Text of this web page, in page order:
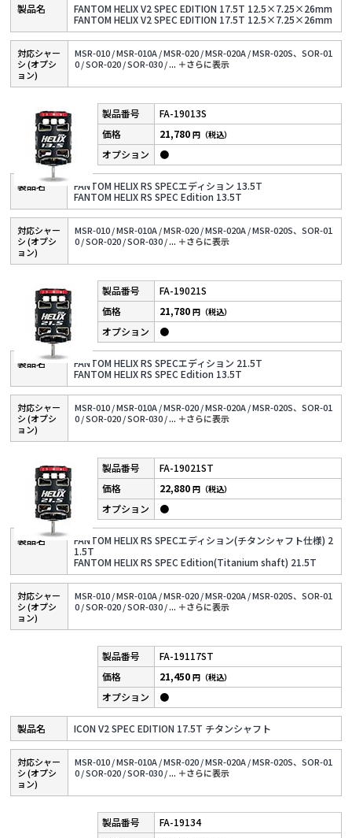
FANTOM HELIX V2 SPEC EDITION 17.5T 12.5×7.25×26mm
FANTOM HELIX V2 SPEC EDITION 17.5T 12.5×7.25×26mm
対応シャー
シ (オプシ
ョン)
MSR-010 /MSR-010A /MSR-020 /MSR-020A /MSR-020S、SOR-01
0 /SOR-020 /SOR-030 /... ＋さらに表⽰
FA-19013S
FANTOM HELIX RS SPECエディション 13.5T
FANTOM HELIX RS SPEC Edition 13.5T
21,780円（税込）
●
対応シャー
シ (オプシ
ョン)
MSR-010 /MSR-010A /MSR-020 /MSR-020A /MSR-020S、SOR-01
0 /SOR-020 /SOR-030 /... ＋さらに表⽰
FA-19021S
FANTOM HELIX RS SPECエディション 21.5T
FANTOM HELIX RS SPEC Edition 13.5T
21,780円（税込）
●
対応シャー
シ (オプシ
ョン)
MSR-010 /MSR-010A /MSR-020 /MSR-020A /MSR-020S、SOR-01
0 /SOR-020 /SOR-030 /... ＋さらに表⽰
FA-19021ST
FANTOM HELIX RS SPECエディション(チタンシャフト仕様) 2
1.5T
FANTOM HELIX RS SPEC Edition(Titanium shaft) 21.5T
22,880円（税込）
●
対応シャー
シ (オプシ
ョン)
MSR-010 /MSR-010A /MSR-020 /MSR-020A /MSR-020S、SOR-01
0 /SOR-020 /SOR-030 /... ＋さらに表⽰
FA-19117ST
ICON V2 SPEC EDITION 17.5T チタンシャフト
21,450円（税込）
●
対応シャー
シ (オプシ
ョン)
MSR-010 /MSR-010A /MSR-020 /MSR-020A /MSR-020S、SOR-01
0 /SOR-020 /SOR-030 /... ＋さらに表⽰
FA-19134